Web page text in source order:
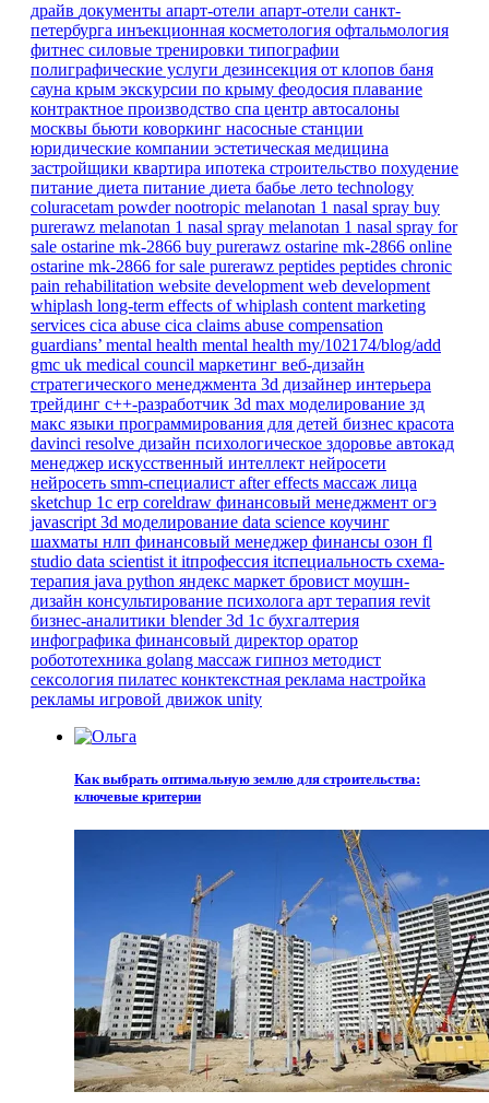
драйв документы апарт-отели апарт-отели санкт-
петербурга инъекционная косметология офтальмология
фитнес силовые тренировки типографии
полиграфические услуги дезинсекция от клопов баня
сауна крым экскурсии по крыму феодосия плавание
контрактное производство спа центр автосалоны
москвы бьюти коворкинг насосные станции
юридические компании эстетическая медицина
застройщики квартира ипотека строительство похудение
питание диета питание диета бабье лето technology
coluracetam powdernootropic melanotan 1 nasal spray buy
purerawz melanotan 1 nasal spray melanotan 1 nasal spray for
sale ostarine mk-2866 buy purerawz ostarine mk-2866 online
ostarine mk-2866 for sale purerawz peptides peptides chronic
pain rehabilitation website development web development
whiplash long-term effects of whiplash content marketing
services cica abuse cica claims abuse compensation
guardians’ mental health mental health my/102174/blog/add
gmc uk medical council маркетинг веб-дизайн
стратегического менеджмента 3d дизайнер интерьера
трейдинг c++-разработчик 3d max моделирование зд
макс языки программирования для детей бизнес красота
davinci resolve дизайн психологическое здоровье автокад
менеджер искусственный интеллект нейросети
нейросеть smm-специалист after effects массаж лица
sketchup 1с erp coreldraw финансовый менеджмент огэ
javascript 3d моделирование data science коучинг
шахматы нлп финансовый менеджер финансы озон fl
studio data scientist it itпрофессия itспециальность схема-
терапия java python яндекс маркет бровист моушн-
дизайн консультирование психолога арт терапия revit
бизнес-аналитики blender 3d 1с бухгалтерия
инфографика финансовый директор оратор
робототехника golang массаж гипноз методист
сексология пилатес конктекстная реклама настройка
рекламы игровой движок unity
Как выбрать оптимальную землю для строительства:
ключевые критерии